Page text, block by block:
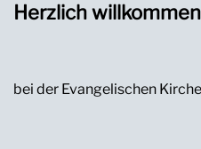
Herzlich willkommen
bei der Evangelischen